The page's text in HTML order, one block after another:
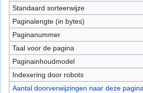
Standaard sorteerwijze
Paginalengte (in bytes)
Paginanummer
Taal voor de pagina
Paginainhoudmodel
Indexering door robots
Aantal doorverwijzingen naar deze